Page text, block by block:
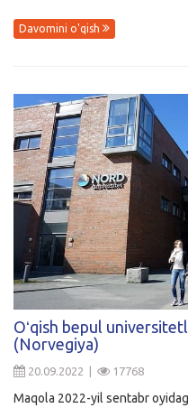
Davomini o'qish
Oʻqish bepul
(Norvegiya)
20.09.2022 | 17768
Maqola 2022-yil sentabr